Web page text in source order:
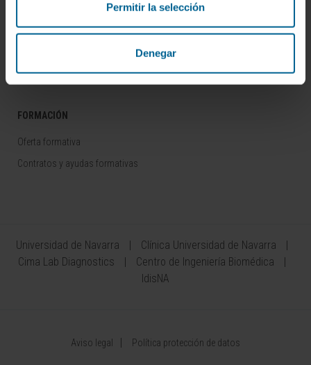
Permitir la selección
Denegar
Emprendimiento / Spin off
Área del Inversor
FORMACIÓN
Oferta formativa
Contratos y ayudas formativas
Universidad de Navarra
Clínica Universidad de Navarra
Cima Lab Diagnostics
Centro de Ingeniería Biomédica
IdisNA
Aviso legal Política protección de datos